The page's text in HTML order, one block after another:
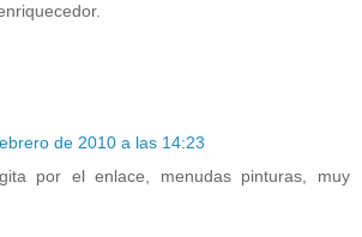
de 2010 a las 14:23
por el enlace, menudas pinturas, muy